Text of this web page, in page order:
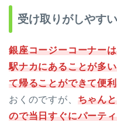
受け取りがしやすい
銀座コージーコーナー
駅ナカにあることが多
て帰ることができて便利
おくのですが、 ちゃん
ので当日すぐにパーテ